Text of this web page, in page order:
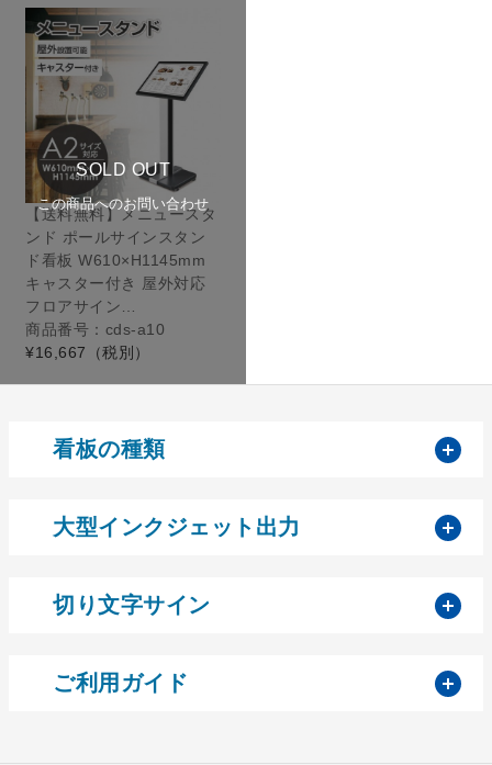
SOLD OUT
この商品へのお問い合わせ
【送料無料】メニュースタ
ンド ポールサインスタン
ド看板 W610×H1145mm
キャスター付き 屋外対応
フロアサイン…
商品番号：cds-a10
¥16,667 （税別）
看板の種類
大型インクジェット出力
切り文字サイン
ご利用ガイド